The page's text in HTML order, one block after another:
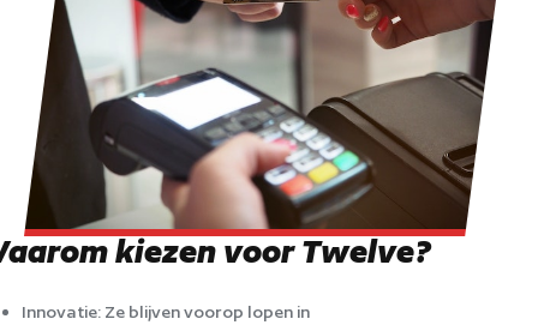
kiezen voor Twelve?
Innovatie: Ze blijven voorop lopen in